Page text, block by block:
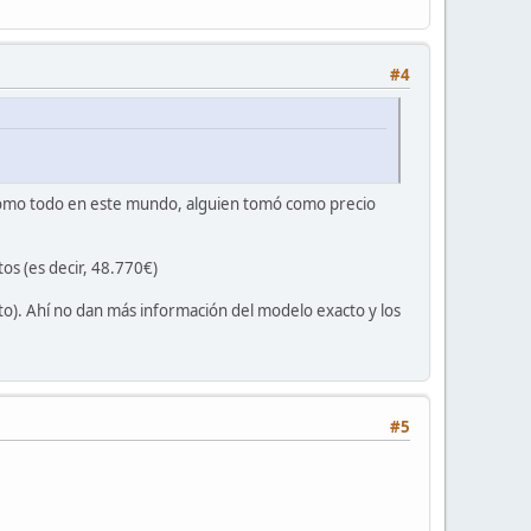
#4
todo en este mundo, alguien tomó como precio
(es decir, 48.770€)
Ahí no dan más información del modelo exacto y los
#5